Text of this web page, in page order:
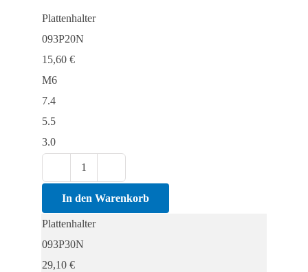
Plattenhalter
093P20N
15,60 €
M6
7.4
5.5
3.0
Menge
In den Warenkorb
Plattenhalter
093P30N
29,10 €